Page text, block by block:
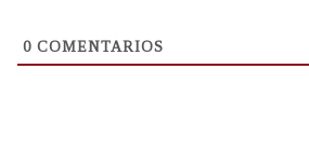
0 COMENTARIOS